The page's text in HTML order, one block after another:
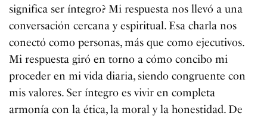
significa ser íntegro? Mi respuesta nos llevó a una
conversación cercana y espiritual. Esa charla nos
conectó como personas, más que como ejecutivos.
Mi respuesta giró en torno a cómo concibo mi
proceder en mi vida diaria, siendo congruente con
mis valores. Ser íntegro es vivir en completa
armonía con la ética, la moral y la honestidad. De